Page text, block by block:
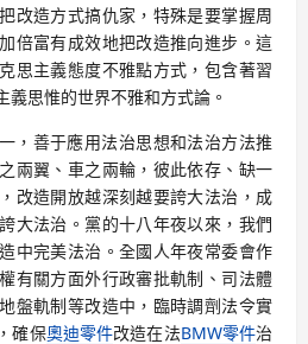
改造方式搞仇家，特殊是要掌握周
倍富有成效地把改造推向進步。這
思主義態度不雅點方式，包含著習
思惟的世界不雅和方式論。
，善于應用法治思想和法治方法推
兩翼、車之兩輪，彼此依存、缺一
改造開放越深刻越要誇大法治，成
大法治。黨的十八年夜以來，我們
中完美法治。全國人年夜常委會作
有關方面外行政審批軌制、司法體
盤軌制等改造中，臨時調劑法令實
確保奧迪零件改造在法BMW零件治